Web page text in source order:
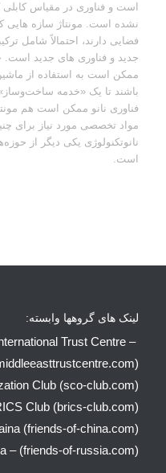
است و فناوری در مقیاس
نشده است. مونتاژ سازه
فضایی دارند، احتمالاً شامل
جدید و فناوری های جدید است.
ممکن است به استفاده از
باشند تا یک «خدمه
فناوری نانو ممکن است هم
مواد تخصصی مورد نیاز برای
نانوتکنولوژی یکی دیگر از
است.
لینک های گروهها وابسته:
Trust Centre –
Club (sco-club.com)
Club (brics-club.com)
(friends-of-china.com)
– (friends-of-russia.com)